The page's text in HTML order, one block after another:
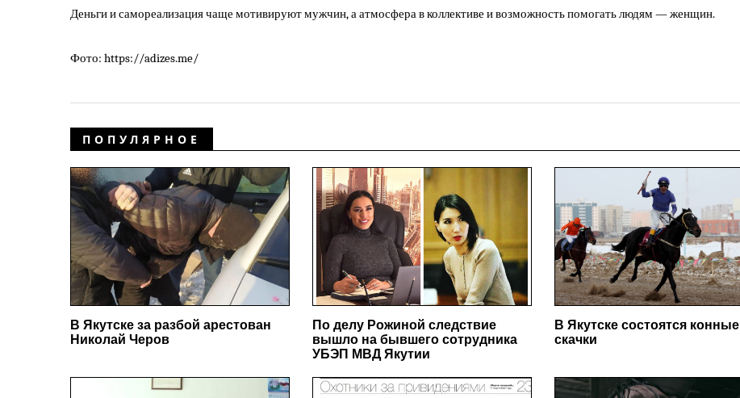
Деньги и самореализация чаще мотивируют мужчин, а атмосфера в коллективе и возможность помогать людям — женщин.
Фото: https://adizes.me/
ПОПУЛЯРНОЕ
В Якутске за разбой арестован
Николай Черов
По делу Рожиной следствие
вышло на бывшего сотрудника
УБЭП МВД Якутии
В Якутске состоятся конные
скачки